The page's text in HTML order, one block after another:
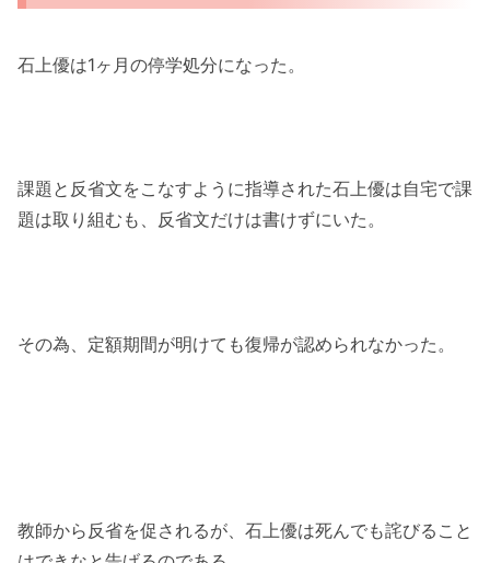
石上優は1ヶ月の停学処分になった。
課題と反省文をこなすように指導された石上優は自宅で課
題は取り組むも、反省文だけは書けずにいた。
その為、定額期間が明けても復帰が認められなかった。
教師から反省を促されるが、石上優は死んでも詫びること